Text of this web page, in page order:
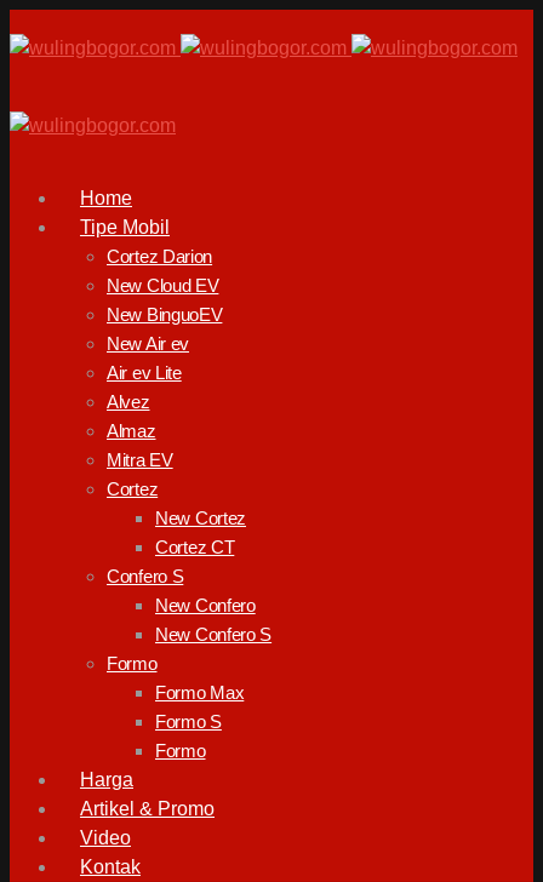
Home
Tipe Mobil
Cortez Darion
New Cloud EV
New BinguoEV
New Air ev
Air ev Lite
Alvez
Almaz
Mitra EV
Cortez
New Cortez
Cortez CT
Confero S
New Confero
New Confero S
Formo
Formo Max
Formo S
Formo
Harga
Artikel & Promo
Video
Kontak